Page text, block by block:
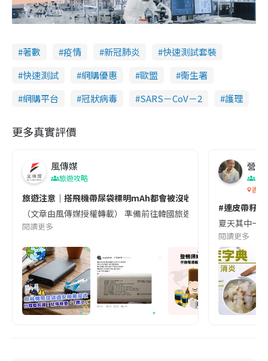
著數 疫情 新冠肺炎
快速測試套裝
快速測試
網購優惠 歐盟
衞生署
網購平台
冠狀病毒 SARS－CoV－2 護理
更多真實評價
風傳媒
旅遊攻略
旅遊注意｜搭飛機帶尿袋標明mAh都會被沒收😱出發前切記檢查
（文章由風傳媒授權轉載） 準備前往韓國旅遊的民眾，近期要
閱讀更多
營養
香港
#連皮帶籽
夏天其中一
閱讀更多